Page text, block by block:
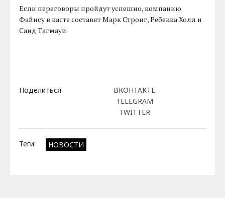
Если переговоры пройдут успешно, компанию
Файнсу в касте составят Марк Стронг, Ребекка Холл и
Саид Тагмауи.
Поделиться:
ВКОНТАКТЕ
TELEGRAM
TWITTER
Теги: НОВОСТИ